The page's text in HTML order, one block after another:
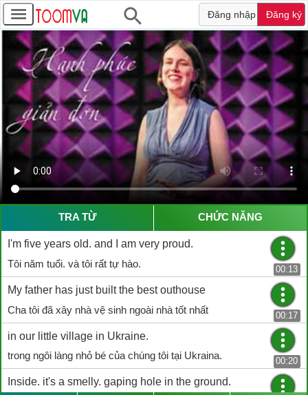
Đăng nhập Đăng ký
TRA TỪ CHỨC NĂNG
I'm five years old. and I am very proud.
Tôi năm tuổi. và tôi rất tự hào.
00:13
My father has just built the best outhouse
Cha tôi đã xây nhà vệ sinh ngoài nhà tốt nhất
00:17
in our little village in Ukraine.
trong ngôi làng nhỏ bé của chúng tôi tại Ukraina.
00:20
Inside. it's a smelly. gaping hole in the ground.